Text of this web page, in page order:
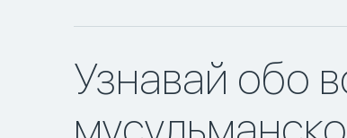
Узнавай обо